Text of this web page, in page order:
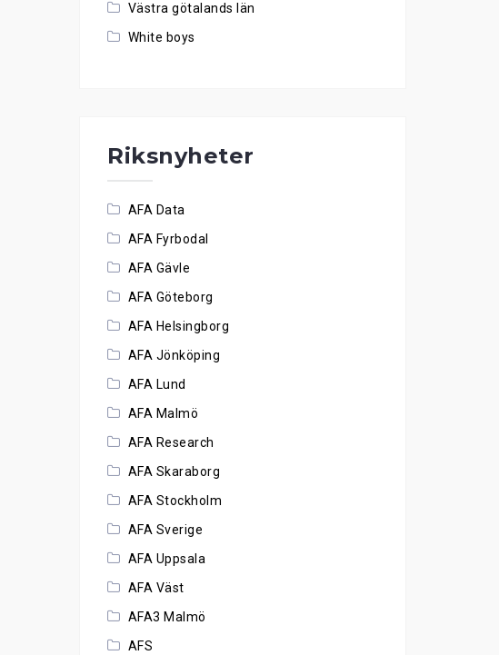
Västra götalands län
White boys
Riksnyheter
AFA Data
AFA Fyrbodal
AFA Gävle
AFA Göteborg
AFA Helsingborg
AFA Jönköping
AFA Lund
AFA Malmö
AFA Research
AFA Skaraborg
AFA Stockholm
AFA Sverige
AFA Uppsala
AFA Väst
AFA3 Malmö
AFS